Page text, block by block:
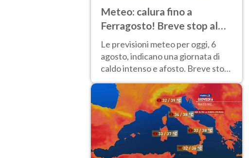
Meteo: calura fino a
Ferragosto! Breve stop al
Nord tra 7 e 9 agosto
Le previsioni meteo per oggi, 6
agosto, indicano una giornata di
caldo intenso e afosto. Breve stop
all'Anticiclone solo sulle regioni del
Nord.